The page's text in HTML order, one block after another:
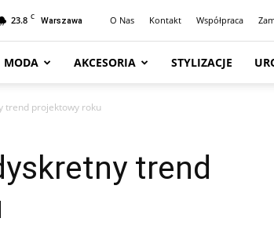
23.8 C Warszawa O Nas Kontakt Współpraca
MODA AKCESORIA STYLIZACJE
trend projektowy roku
trend